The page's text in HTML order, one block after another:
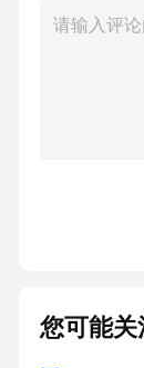
物06其他
标运输车
踪生成拉
类固废的态
您可能关